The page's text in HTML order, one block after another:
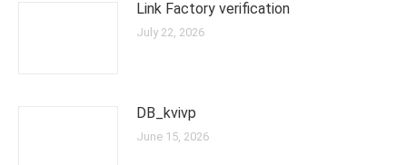
Link Factory verification
July 22, 2026
DB_kvivp
June 15, 2026